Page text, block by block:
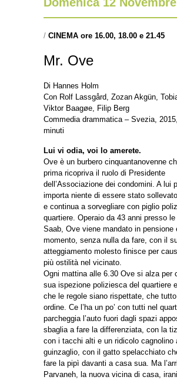
/ CINEMA ore 16.00, 18.00 e 21.45
Mr. Ove
Di Hannes Holm
Con Rolf Lassgård, Zozan Akgün,
Viktor Baagøe, Filip Berg
Commedia drammatica – Svezia,
minuti
Lui vi odia, voi lo amerete.
Ove è un burbero cinquantanovenne
prima ricopriva il ruolo di Presidente
dell’Associazione dei condomini. A lui
importa niente di essere stato
e continua a sorvegliare con piglio
quartiere. Operaio da 43 anni presso
Saab, Ove viene mandato in pensione
momento, senza nulla da fare, con il
atteggiamento molesto finisce per
più ostilità nel vicinato.
Ogni mattina alle 6.30 Ove si alza per
sua ispezione poliziesca del quartiere
che le regole siano rispettate, che
ordine. Ce l’ha un po’ con tutti nel
parcheggia l’auto fuori dagli spazi
sbaglia a fare la differenziata, con la
con i tacchi alti e un ridicolo cagnolino
guinzaglio, con il gatto spelacchiato
fare la pipì davanti a casa sua. Ma
Parvaneh, la nuova vicina di casa,